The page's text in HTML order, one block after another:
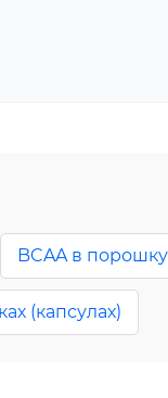
BCAA в
(капсулах)